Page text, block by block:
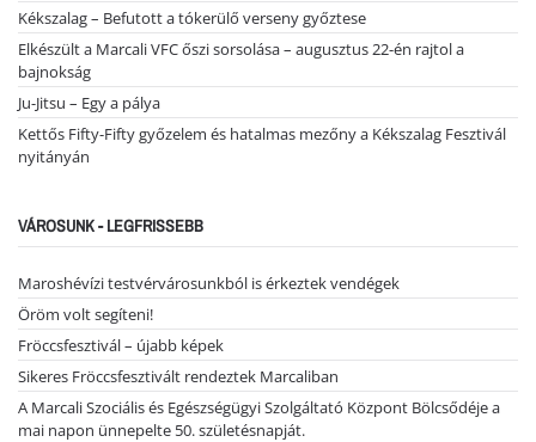
Kékszalag – Befutott a tókerülő verseny győztese
Elkészült a Marcali VFC őszi sorsolása – augusztus 22-én rajtol a
bajnokság
Ju-Jitsu – Egy a pálya
Kettős Fifty-Fifty győzelem és hatalmas mezőny a Kékszalag Fesztivál
nyitányán
VÁROSUNK - LEGFRISSEBB
Maroshévízi testvérvárosunkból is érkeztek vendégek
Öröm volt segíteni!
Fröccsfesztivál – újabb képek
Sikeres Fröccsfesztivált rendeztek Marcaliban
A Marcali Szociális és Egészségügyi Szolgáltató Központ Bölcsődéje a
mai napon ünnepelte 50. születésnapját.